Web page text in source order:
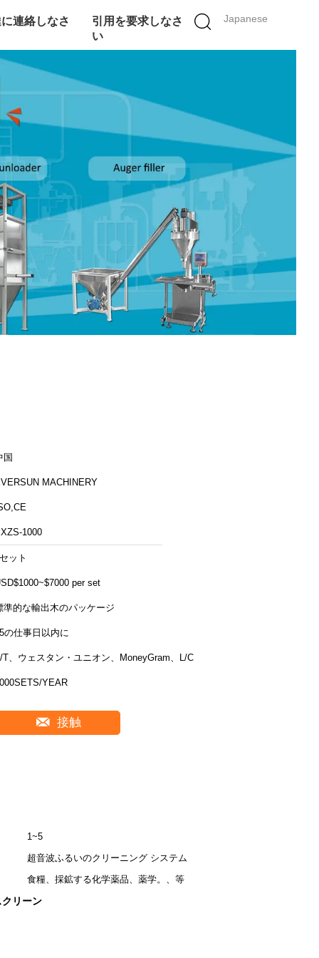
Japanese
連絡しなさ
引用を要求しなさ
い
国
MACHINERY
1000
ット
per set
準的な輸出木のパッケージ
の仕事日以内に
T、ウェスタン・ユニオン、MoneyGram、L/C
YEAR
接触
1~5
超音波ふるいのクリーニング システム
食糧、採鉱する化学薬品、薬学。、等
リーン